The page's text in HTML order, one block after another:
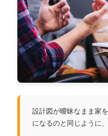
設計図が曖昧なまま家
になるのと同じように、